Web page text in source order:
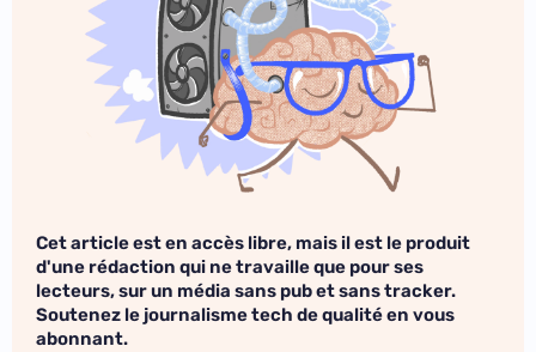
Cet article est en accès libre, mais il est le produit
d'une rédaction qui ne travaille que pour ses
lecteurs, sur un média sans pub et sans tracker.
Soutenez le journalisme tech de qualité en vous
abonnant.